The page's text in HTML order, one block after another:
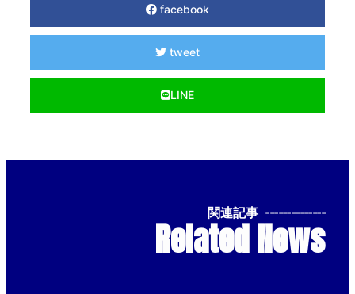
facebook
tweet
LINE
関連記事 --------------
Related News